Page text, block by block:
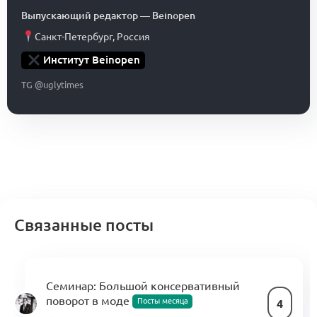
Выпускающий редактор— Beinopen
Санкт-Петербург, Россия
Институт Beinopen
TG @uglytimes
Связанные посты
Семинар: Большой консервативный
поворот в моде
Посты месяца 4